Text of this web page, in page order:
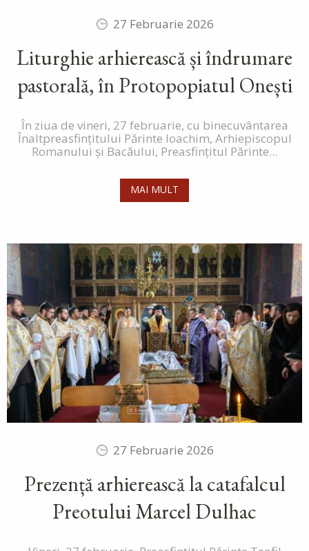
27 Februarie 2026
Liturghie arhierească și îndrumare
pastorală, în Protopopiatul Onești
În ziua de vineri, 27 februarie, cu binecuvântarea
Înaltpreasfințitului Părinte Ioachim, Arhiepiscopul
Romanului și Bacăului, Preasfințitul Părinte...
MAI MULT
27 Februarie 2026
Prezență arhierească la catafalcul
Preotului Marcel Dulhac